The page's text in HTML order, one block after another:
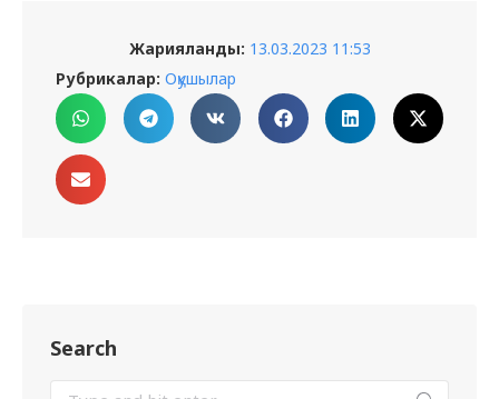
Жарияланды: 13.03.2023 11:53
Рубрикалар: Оқушылар
Search